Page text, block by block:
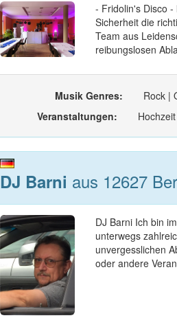
- Fridolin's Disco
Sicherheit die
Team aus
reibungslosen
Musik Genres: Rock |
Veranstaltungen:
DJ Barni aus 12627
DJ Barni Ich bin
unterwegs
unvergesslichen
oder andere